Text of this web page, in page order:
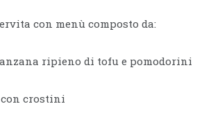
con menù composto da:
ripieno di tofu e pomodorini
con crostini